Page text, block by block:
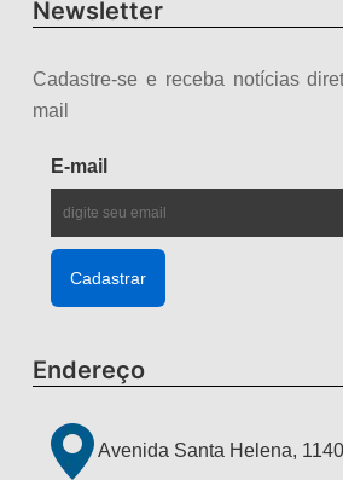
Newsletter
Cadastre-se e receba notícias
mail
E-mail
Endereço
Avenida Santa Helena,